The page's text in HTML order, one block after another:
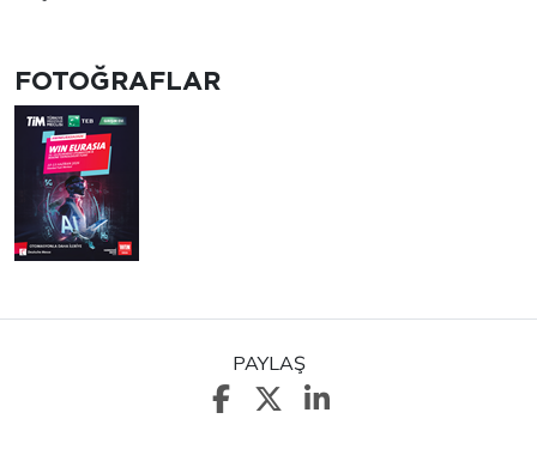
FOTOĞRAFLAR
PAYLAŞ